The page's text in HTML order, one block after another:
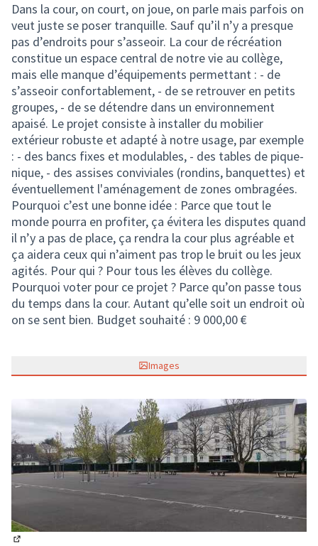
Dans la cour, on court, on joue, on parle mais parfois on
veut juste se poser tranquille. Sauf qu’il n’y a presque
pas d’endroits pour s’asseoir. La cour de récréation
constitue un espace central de notre vie au collège,
mais elle manque d’équipements permettant : - de
s’asseoir confortablement, - de se retrouver en petits
groupes, - de se détendre dans un environnement
apaisé. Le projet consiste à installer du mobilier
extérieur robuste et adapté à notre usage, par exemple
: - des bancs fixes et modulables, - des tables de pique-
nique, - des assises conviviales (rondins, banquettes) et
éventuellement l'aménagement de zones ombragées.
Pourquoi c’est une bonne idée : Parce que tout le
monde pourra en profiter, ça évitera les disputes quand
il n’y a pas de place, ça rendra la cour plus agréable et
ça aidera ceux qui n’aiment pas trop le bruit ou les jeux
agités. Pour qui ? Pour tous les élèves du collège.
Pourquoi voter pour ce projet ? Parce qu’on passe tous
du temps dans la cour. Autant qu’elle soit un endroit où
on se sent bien. Budget souhaité : 9 000,00 €
Images